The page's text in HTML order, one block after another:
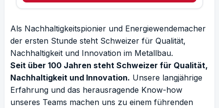
Als Nachhaltigkeitspionier und Energiewendemacher
der ersten Stunde steht Schweizer für Qualität,
Nachhaltigkeit und Innovation im Metallbau.
Seit über 100 Jahren steht Schweizer für Qualität,
Nachhaltigkeit und Innovation. Unsere langjährige
Erfahrung und das herausragende Know-how
unseres Teams machen uns zu einem führenden